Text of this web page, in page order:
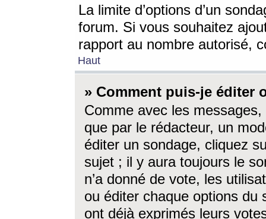
La limite d’options d’un
forum. Si vous souhaitez
rapport au nombre autorisé,
Haut
» Comment puis-je éditer
Comme avec les
que par le rédacteur, un
éditer un sondage, cliquez
sujet ; il y aura toujours le
n’a donné de vote, les
ou éditer chaque options du
ont déjà exprimés leurs